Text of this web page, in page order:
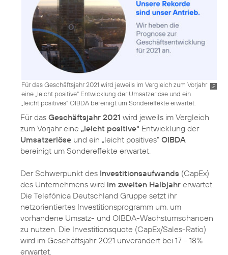
Für das Geschäftsjahr 2021 wird jeweils im Vergleich zum Vorjahr
eine „leicht positive" Entwicklung der Umsatzerlöse und ein
„leicht positives" OIBDA bereinigt um Sondereffekte erwartet.
Für das Geschäftsjahr 2021 wird jeweils im Vergleich
zum Vorjahr eine „leicht positive" Entwicklung der
Umsatzerlöse und ein „leicht positives" OIBDA
bereinigt um Sondereffekte erwartet.
Der Schwerpunkt des Investitionsaufwands (CapEx)
des Unternehmens wird im zweiten Halbjahr erwartet.
Die Telefónica Deutschland Gruppe setzt ihr
netzorientiertes Investitionsprogramm um, um
vorhandene Umsatz- und OIBDA-Wachstumschancen
zu nutzen. Die Investitionsquote (CapEx/Sales-Ratio)
wird im Geschäftsjahr 2021 unverändert bei 17 - 18%
erwartet.